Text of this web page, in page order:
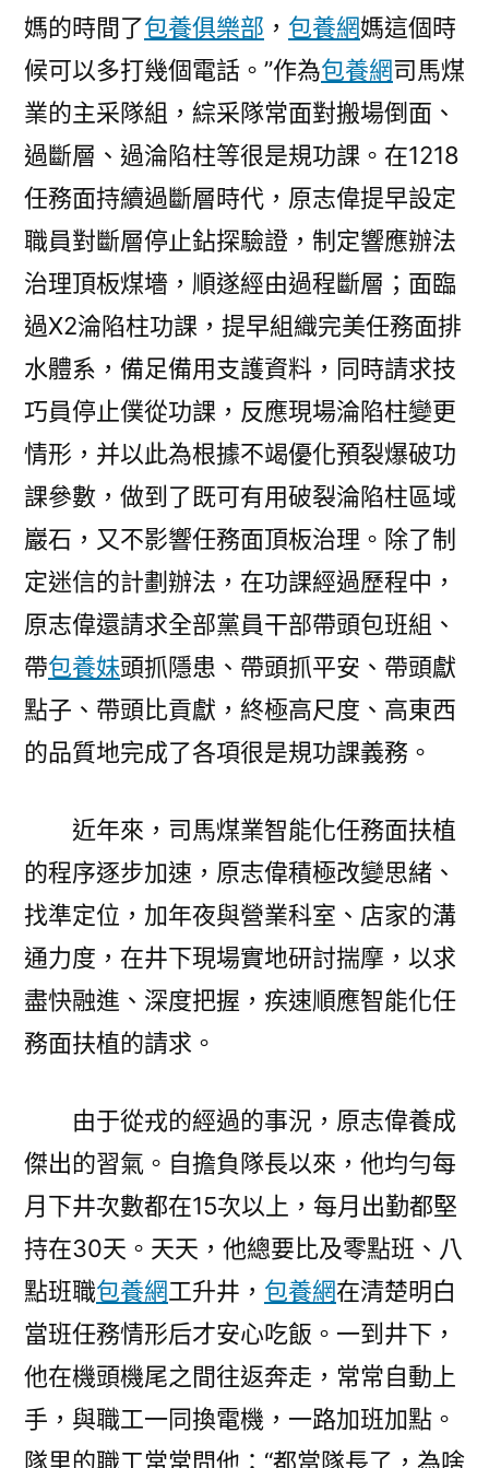
媽的時間了包養俱樂部 ， 包養網媽這個時
候可以多打幾個電話。”作為包養網司馬煤
業的主采隊組，綜采隊常面對搬場倒面、
過斷層、過淪陷柱等很是規功課。在1218
任務面持續過斷層時代，原志偉提早設定
職員對斷層停止鉆探驗證，制定響應辦法
治理頂板煤墻，順遂經由過程斷層；面臨
過X2淪陷柱功課，提早組織完美任務面排
水體系，備足備用支護資料，同時請求技
巧員停止僕從功課，反應現場淪陷柱變更
情形，并以此為根據不竭優化預裂爆破功
課參數，做到了既可有用破裂淪陷柱區域
巖石，又不影響任務面頂板治理。除了制
定迷信的計劃辦法，在功課經過歷程中，
原志偉還請求全部黨員干部帶頭包班組、
帶包養妹頭抓隱患、帶頭抓平安、帶頭獻
點子、帶頭比貢獻，終極高尺度、高東西
的品質地完成了各項很是規功課義務。
近年來，司馬煤業智能化任務面扶植
的程序逐步加速，原志偉積極改變思緒、
找準定位，加年夜與營業科室、店家的溝
通力度，在井下現場實地研討揣摩，以求
盡快融進、深度把握，疾速順應智能化任
務面扶植的請求。
由于從戎的經過的事況，原志偉養成
傑出的習氣。自擔負隊長以來，他均勻每
月下井次數都在15次以上，每月出勤都堅
持在30天。天天，他總要比及零點班、八
點班職包養網工升井， 包養網在清楚明白
當班任務情形后才安心吃飯。一到井下，
他在機頭機尾之間往返奔走，常常自動上
手，與職工一同換電機，一路加班加點。
隊里的職工常常問他：“都當隊長了，為啥